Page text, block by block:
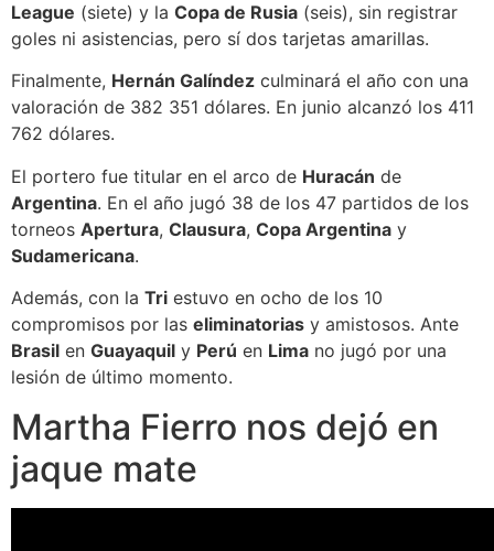
League (siete) y la Copa de Rusia (seis), sin registrar
goles ni asistencias, pero sí dos tarjetas amarillas.
Finalmente, Hernán Galíndez culminará el año con una
valoración de 382 351 dólares. En junio alcanzó los 411
762 dólares.
El portero fue titular en el arco de Huracán de
Argentina. En el año jugó 38 de los 47 partidos de los
torneos Apertura, Clausura, Copa Argentina y
Sudamericana.
Además, con la Tri estuvo en ocho de los 10
compromisos por las eliminatorias y amistosos. Ante
Brasil en Guayaquil y Perú en Lima no jugó por una
lesión de último momento.
Martha Fierro nos dejó en
jaque mate